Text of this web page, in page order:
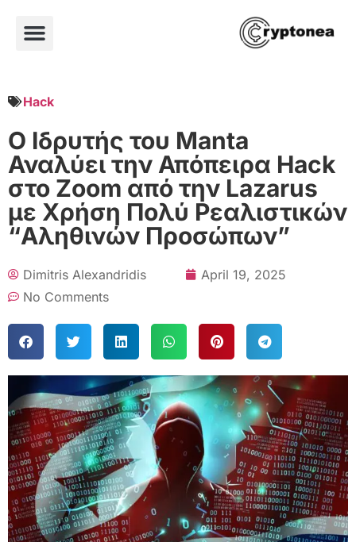
Hack
Ο Ιδρυτής του Manta
Αναλύει την Απόπειρα Hack
στο Zoom από την Lazarus
με Χρήση Πολύ Ρεαλιστικών
“Αληθινών Προσώπων”
Dimitris Alexandridis
April 19, 2025
No Comments